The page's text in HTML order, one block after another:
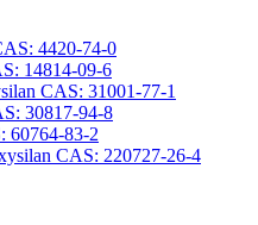
4420-74-0
14814-09-6
CAS: 31001-77-1
30817-94-8
60764-83-2
CAS: 220727-26-4